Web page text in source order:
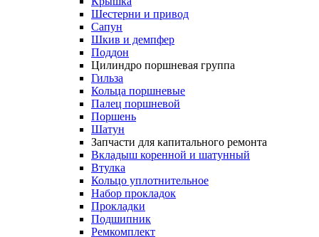
Шестерни и привод
Сапун
Шкив и демпфер
Поддон
Цилиндро поршневая группа
Гильза
Кольца поршневые
Палец поршневой
Поршень
Шатун
Запчасти для капитального ремонта
Вкладыш коренной и шатунный
Втулка
Кольцо уплотнительное
Набор прокладок
Прокладки
Подшипник
Ремкомплект